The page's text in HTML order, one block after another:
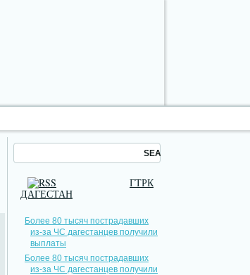
ГТРК
ДАГЕСТАН
Более 80 тысяч пострадавших
из-за ЧС дагестанцев получили
выплаты
Более 80 тысяч пострадавших
из-за ЧС дагестанцев получили